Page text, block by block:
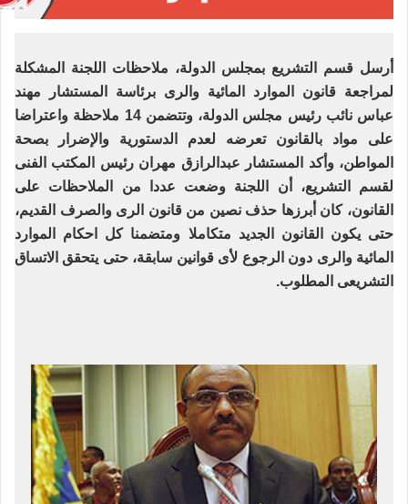
أرسل قسم التشريع بمجلس الدولة، ملاحظات اللجنة المشكلة
لمراجعة قانون الموارد المائية والرى برئاسة المستشار مهند
عباس نائب رئيس مجلس الدولة، وتتضمن 14 ملاحظة واعتراضا
على مواد بالقانون تعرضه لعدم الدستورية والإضرار بصحة
المواطن، وأكد المستشار عبدالرازق مهران رئيس المكتب الفنى
لقسم التشريع، أن اللجنة وضعت عددا من الملاحظات على
القانون، كان أبرزها حذف نصين من قانون الرى والصرف القديم،
حتى يكون القانون الجديد متكاملا ومتضمنا كل احكام الموارد
المائية والرى دون الرجوع لأى قوانين سابقة، حتى يتحقق الاتساق
التشريعى المطلوب.